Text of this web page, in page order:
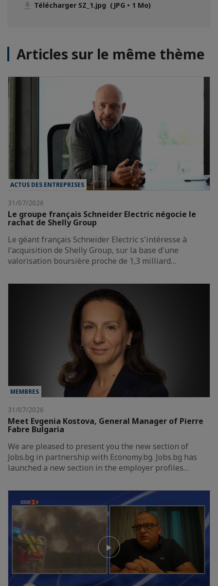
Télécharger SZ_1.jpg (JPG • 1 Mo)
Articles sur le même thème
ACTUS DES ENTREPRISES
31/07/2026
Le groupe français Schneider Electric négocie le
rachat de Shelly Group
Le géant français Schneider Electric s'intéresse à
l'acquisition de Shelly Group, sur la base d'une
valorisation boursière proche de 1,3 milliard…
MEMBRES
31/07/2026
Meet Evgenia Kostova, General Manager of Pierre
Fabre Bulgaria
We are pleased to present you the new section of
Jobs.bg in partnership with Economy.bg. Jobs.bg has
launched a new section in the employer profiles…